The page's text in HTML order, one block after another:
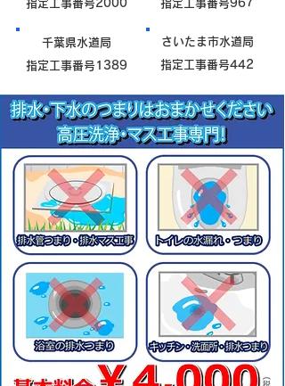
指定工事番号2000
指定工事番号967
千葉県水道局
指定工事番号1389
さいたま市水道局
指定工事番号442